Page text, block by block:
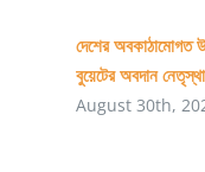
দেশের অবকাঠামোগত
বুয়েটের অবদান
August 30th,